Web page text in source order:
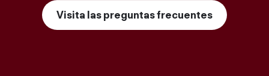
Visita las preguntas frecuentes